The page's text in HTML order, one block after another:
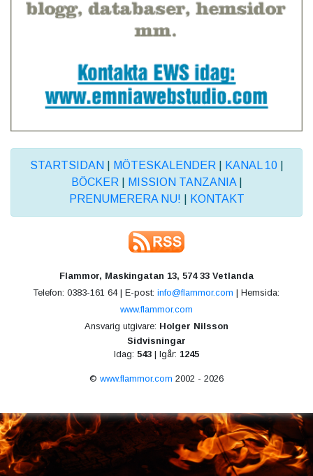
STARTSIDAN MÖTESKALENDER KANAL 10|
BÖCKER
MISSION TANZANIA|
PRENUMERERA NU!
KONTAKT
Flammor, Maskingatan 13, 574 33 Vetlanda
Telefon: 0383-161 64 | E-post: info@flammor.com | Hemsida:
www.flammor.com
Ansvarig utgivare: Holger Nilsson
Sidvisningar
Idag: 543 | Igår: 1245
© www.flammor.com 2002 - 2026